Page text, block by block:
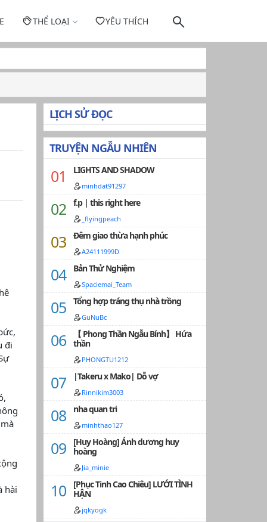
THỂ LOẠI YÊU THÍCH
đi
hài
LỊCH SỬ ĐỌC
TRUYỆN NGẪU NHIÊN
LIGHTS AND SHADOW
minhdat91297
f.p | this right here
_flyingpeach
Đêm giao thừa hạnh phúc
A24111999D
Bản Thử Nghiệm
Spaciemai_Team
Tổng hợp tráng thụ nhà trồng
GuNuBc
【 Phong Thần Ngẫu Bính】 Hứa
thần
PHONGTU1212
|Takeru x Mako| Dỗ vợ
Rinnikim3003
nha quan tri
minhthao127
[Huy Hoàng] Ánh dương huy
hoàng
Jia_minie
[Phục Tinh Cao Chiêu] LƯỚI TÌNH
HẬN
jqkyogk